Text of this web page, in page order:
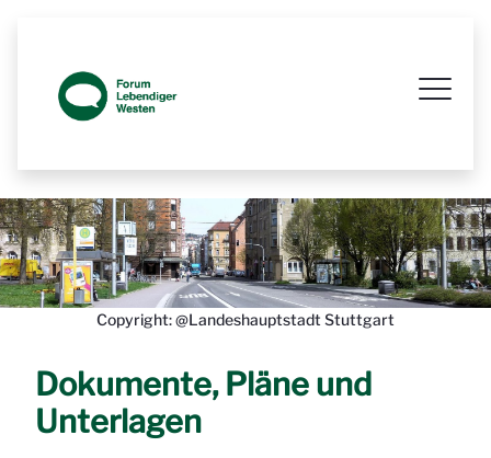
Copyright: @Landeshauptstadt Stuttgart
Dokumente, Pläne und
Unterlagen